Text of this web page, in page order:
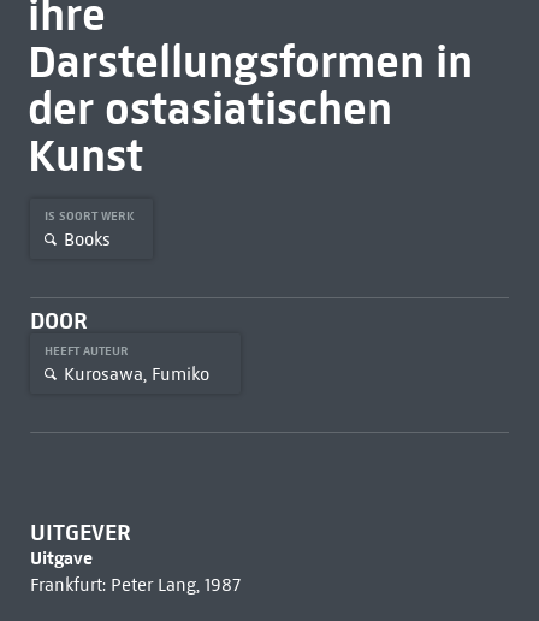
ihre
Darstellungsformen in
der ostasiatischen
Kunst
IS SOORT WERK
Books
DOOR
HEEFT AUTEUR
Kurosawa, Fumiko
UITGEVER
Uitgave
Frankfurt: Peter Lang, 1987